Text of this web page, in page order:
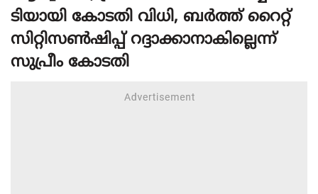
ടിയായി കോടതി വിധി, ബർത്ത് റൈറ്റ്
സിറ്റിസൺഷിപ്പ് റദ്ദാക്കാനാകില്ലെന്ന്
സുപ്രീം കോടതി